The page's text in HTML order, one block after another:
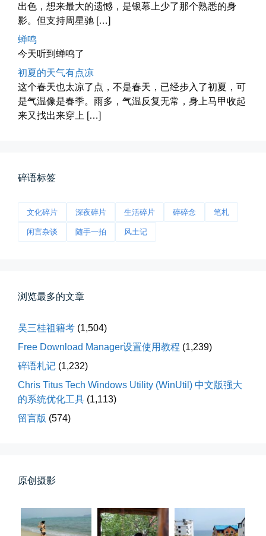
海林街头
出色，想来最大的遗憾，是银幕上少了那个熟悉的身
影。但支持周星驰 […]
蝉鸣
今天听到蝉鸣了
初夏的天气有点凉
这个春天也太凉了点，不是春天，已经步入了初夏，可
是气温像是春季。雨多，气温反复无常，身上马甲收起
来又找出来穿上 […]
碎语标签
文化碎片 深夜碎片 生活碎片 碎碎念 笔札
闲言杂谈 随手一拍 风土记
浏览最多的文章
吴三桂祖籍考 (1,504)
Free Download Manager设置使用教程 (1,239)
碎语札记 (1,232)
Chris Titus Tech Windows Utility (WinUtil) 中文版强大
的系统优化工具 (1,113)
留言版 (574)
原创摄影